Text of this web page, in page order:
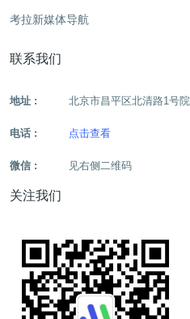
考拉新媒体导航
联系我们
地址 : 北京市昌平区北清路1号院
电话 : 点击查看
微信 : 见右侧二维码
关注我们